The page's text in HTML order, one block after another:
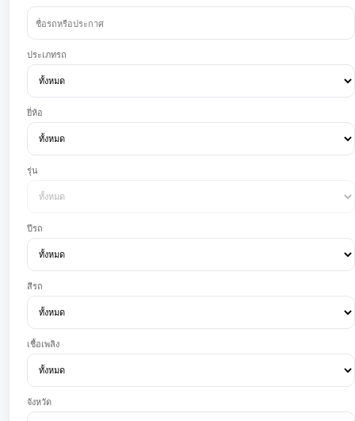
ประเภทรถ
ยี่ห้อ
รุ่น
ปีรถ
สีรถ
เชื้อเพลิง
จังหวัด